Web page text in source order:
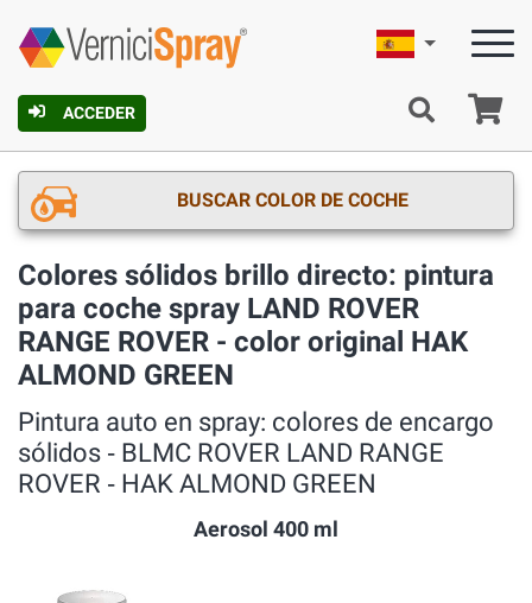
ACCEDER
Español
BUSCAR COLOR DE COCHE
Colores sólidos brillo directo: pintura
para coche spray LAND ROVER
RANGE ROVER - color original HAK
ALMOND GREEN
Pintura auto en spray: colores de encargo
sólidos ‐ BLMC ROVER LAND RANGE
ROVER ‐ HAK ALMOND GREEN
Aerosol 400 ml